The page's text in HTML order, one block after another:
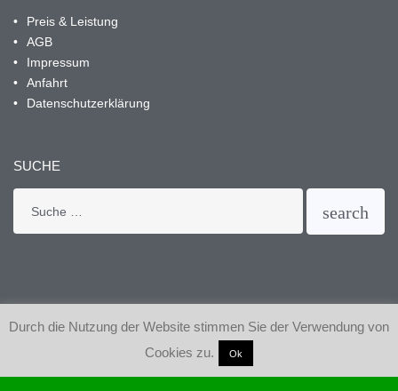
Preis & Leistung
AGB
Impressum
Anfahrt
Datenschutzerklärung
SUCHE
search
© Copyright 2024 Freiberger
Durch die Nutzung der Website stimmen Sie der Verwendung von
Cookies zu.
Ok